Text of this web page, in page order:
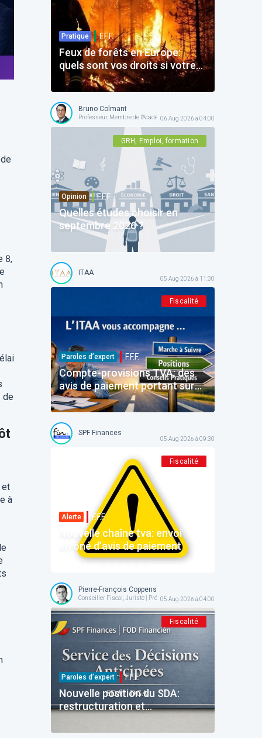
8,
de
et
à
Pratique F.F.F.
Feux de forêts en Europe:
quels sont vos droits si votre
voyage est impacté ?
Bruno Colmant
Professeur, Membre de l'Académie Royale06 Aug 2026 à 04:00
GRH, Emploi, formation
Opinion F.F.F.
Quelles études choisir en
septembre 2026 ?
ITAA
05 Aug 2026 à 11:30
Fiscalité
Paroles d’expert F.F.F.
Compte-provisions TVA: des
avis de paiement portant sur
des montants déjà payés
SPF Finances
05 Aug 2026 à 09:30
Fiscalité
Alerte F.F.F.
Nouvelle chaîne tva: envoi
erroné d’avis de paiement
Pierre-François Coppens
Conseiller Fiscal, Juriste | Président @ AFPC
05 Aug 2026 à 04:00
Fiscalité
Paroles d’expert F.F.F.
Nouvelle position du SDA:
restructuration et